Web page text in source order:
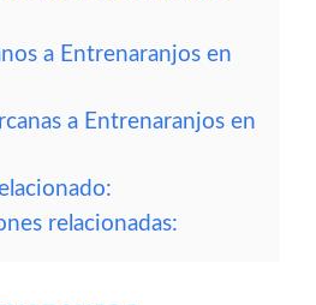
a Entrenaranjos en
a Entrenaranjos en
relacionadas: